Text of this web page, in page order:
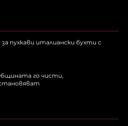
пухкави италиански бухти с
го чисти,